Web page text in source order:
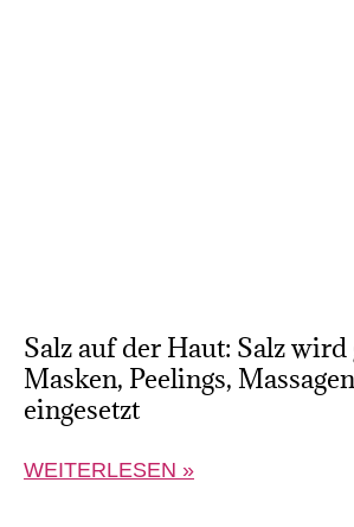
Salz auf der Haut: Salz
Masken, Peelings,
eingesetzt
WEITERLESEN »